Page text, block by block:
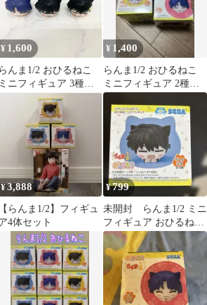
¥ 1,600
らんま1/2 おひるねこ
ミニフィギュア 3種セ
ト
¥ 1,400
らんま1/2 おひるねこ
ミニフィギュア 2種セ
ット
¥3,888
【らんま1/2】フィギュ
4体セット
¥799
未開封 らんま1/2 ミニ
フィギュア おひるねシ
リーズ